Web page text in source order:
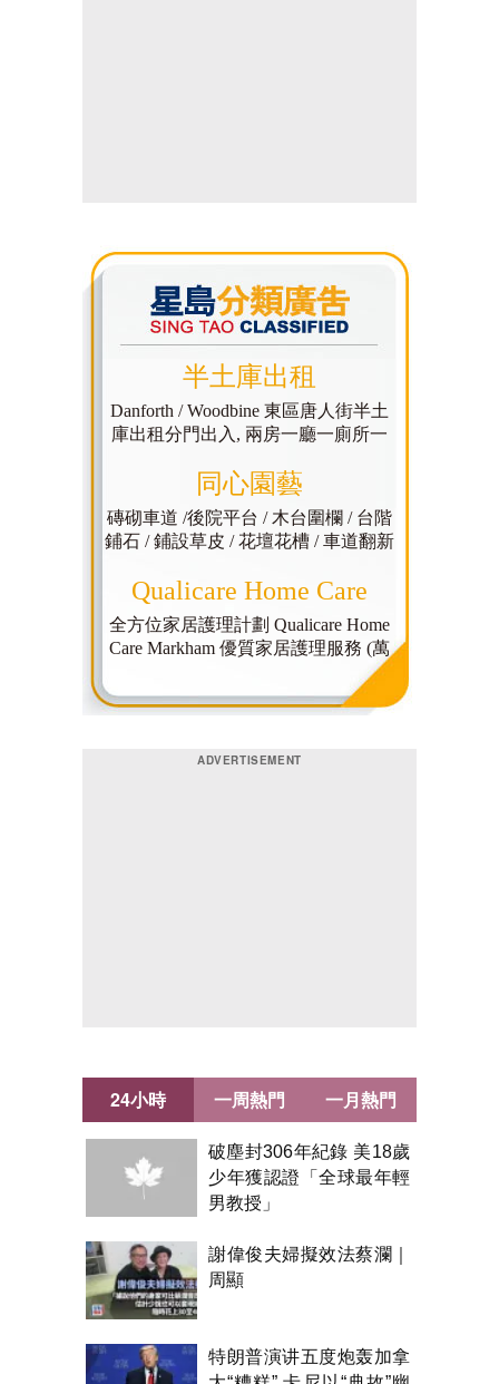
24小時
破塵封306年紀錄 美18歲
少年獲認證「全球最年輕
男教授」
謝偉俊夫婦擬效法蔡瀾｜
周顯
特朗普演讲五度炮轰加拿
一周熱門 一月熱門